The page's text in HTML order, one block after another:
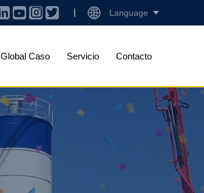
Language
Global Caso Servicio Contacto